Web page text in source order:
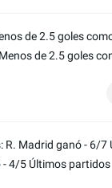
de 2.5 goles
de 2.5 goles
R. Madrid ganó - 6/
- 4/5 Últimos partidos